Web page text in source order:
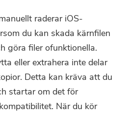
raderar iOS-
du kan skada kärnfilen
göra filer ofunktionella.
eller extrahera inte delar
Detta kan kräva att du
startar om det för
När du kör